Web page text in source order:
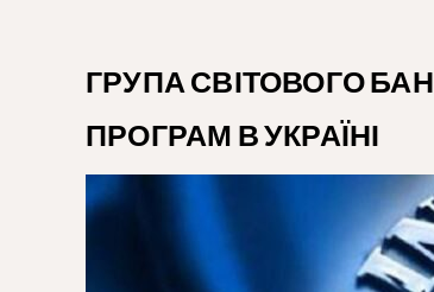
ГРУПА СВІТОВОГО
ПРОГРАМ В УКРАЇНІ